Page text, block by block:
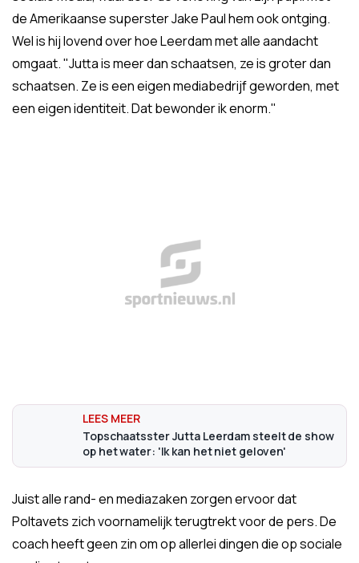
de Amerikaanse superster Jake Paul hem ook ontging.
Wel is hij lovend over hoe Leerdam met alle aandacht
omgaat. "Jutta is meer dan schaatsen, ze is groter dan
schaatsen. Ze is een eigen mediabedrijf geworden, met
een eigen identiteit. Dat bewonder ik enorm."
Topschaatsster Jutta Leerdam steelt de show
op het water: 'Ik kan het niet geloven'
Juist alle rand- en mediazaken zorgen ervoor dat
Poltavets zich voornamelijk terugtrekt voor de pers. De
coach heeft geen zin om op allerlei dingen die op sociale